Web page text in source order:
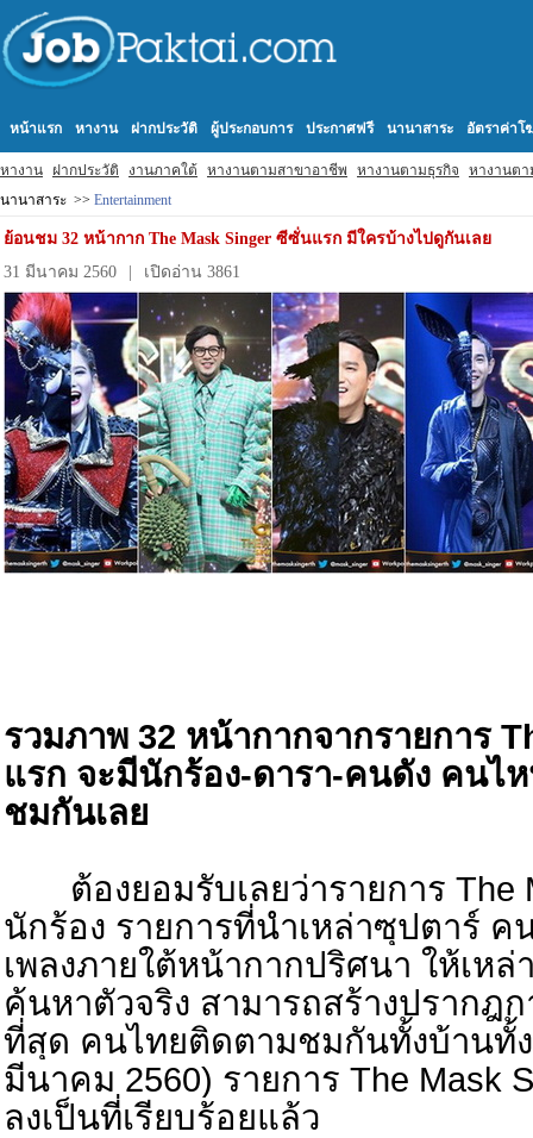
หางาน ฝากประวัติ งานภาคใต้ หางานตามสาขาอาชีพ หางานตามธุรกิจ หางานต
หน้าแรก หางาน ฝากประวัติ ผู้ประกอบการ ประกาศฟรี นานาสาระ อัตราค่า
นานาสาระ >> Entertainment
ย้อนชม 32 หน้ากาก The Mask Singer ซีซั่นแรก มีใครบ้างไปดูกันเลย
31 มีนาคม 2560
เปิดอ่าน 3861
รวมภาพ 32 หน้ากากจากรายการ
แรก จะมีนักร้อง-ดารา-คนดัง คนไ
ชมกันเลย
ต้องยอมรับเลยว่ารายการ The
นักร้อง รายการที่นำเหล่าซุปตาร์ ค
เพลงภายใต้หน้ากากปริศนา ให้เห
ค้นหาตัวจริง สามารถสร้างปรากฎ
ที่สุด คนไทยติดตามชมกันทั้งบ้านทั้ง
มีนาคม 2560) รายการ The Mask
ลงเป็นที่เรียบร้อยแล้ว